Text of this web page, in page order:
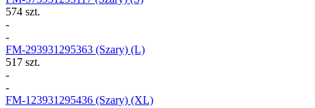
574 szt.
-
-
FM-293931295363 (Szary) (L)
517 szt.
-
-
FM-123931295436 (Szary) (XL)